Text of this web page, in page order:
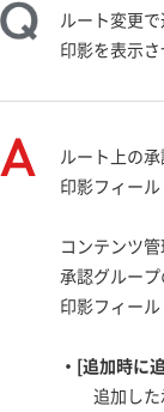
ルート変更
印影を表示
ルート上の
印影フィール
コンテンツ
承認グルー
印影フィール
・[追加時に
追加した承